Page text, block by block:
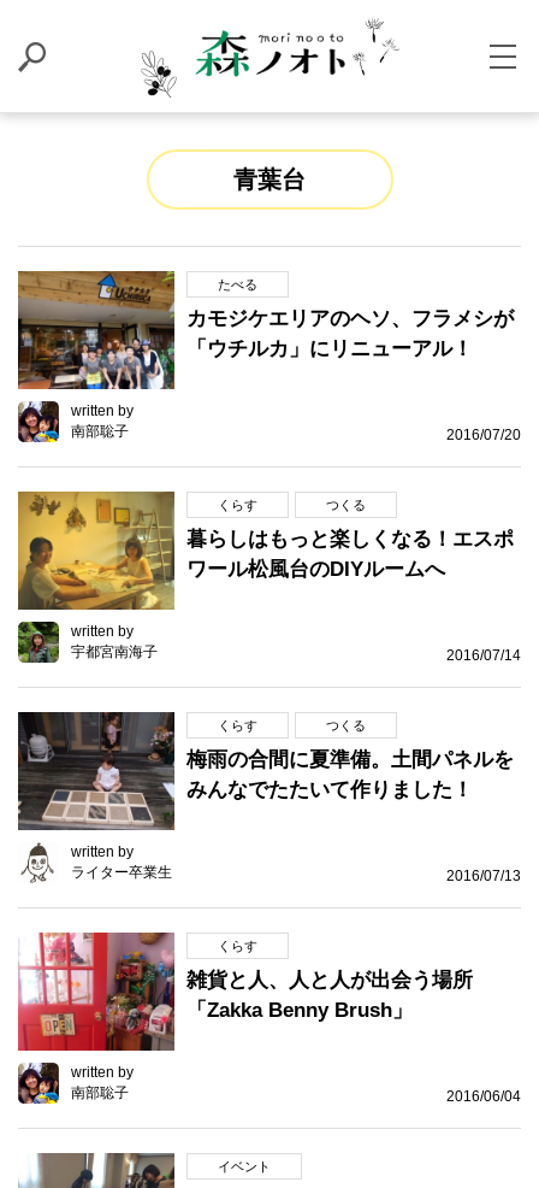
青葉台
たべる
カモジケエリアのヘソ、フラメシが
「ウチルカ」にリニューアル！
written by
南部聡子
2016/07/20
くらす つくる
暮らしはもっと楽しくなる！エスポ
ワール松風台のDIYルームへ
written by
宇都宮南海子
2016/07/14
くらす つくる
梅雨の合間に夏準備。土間パネルを
みんなでたたいて作りました！
written by
ライター卒業生
2016/07/13
くらす
雑貨と人、人と人が出会う場所
「Zakka Benny Brush」
written by
南部聡子
2016/06/04
イベント